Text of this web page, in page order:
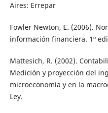
Aires: Errepar
Fowler Newton, E. (2006).
información financiera. 1º
Mattesich, R. (2002).
Medición y proyección del
microeconomía y en la
Ley.